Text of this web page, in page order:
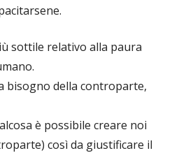
sottile relativo alla paura
bisogno della controparte,
è possibile creare noi
così da giustificare il